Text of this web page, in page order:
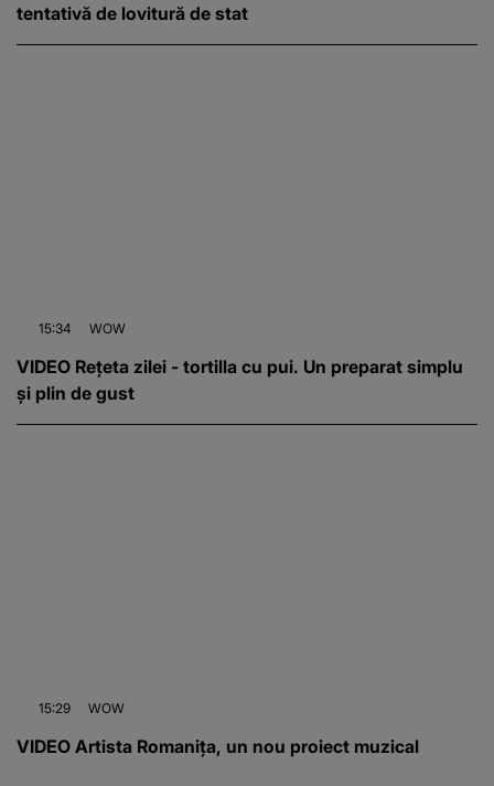
tentativă de lovitură de stat
15:34 WOW
VIDEO Rețeta zilei - tortilla cu pui. Un preparat simplu
și plin de gust
15:29 WOW
VIDEO Artista Romanița, un nou proiect muzical